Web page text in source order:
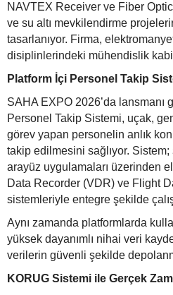
NAVTEX Receiver ve Fiber
ve su altı mevkilendirme
tasarlanıyor. Firma,
disiplinlerindeki mühendislik
Platform İçi Personel Takip
SAHA EXPO 2026’da lansmanı
Personel Takip Sistemi, uçak,
görev yapan personelin anlık
takip edilmesini sağlıyor. Sistem;
arayüz uygulamaları üzerinden
Data Recorder (VDR) ve Flight
sistemleriyle entegre şekilde
Aynı zamanda platformlarda
yüksek dayanımlı nihai veri
verilerin güvenli şekilde
KORUG Sistemi ile Gerçek